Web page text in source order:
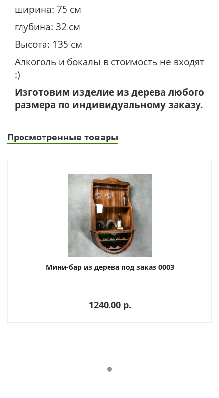
ширина: 75 см
глубина: 32 см
Высота: 135 см
Алкоголь и бокалы в стоимость не входят
:)
Изготовим изделие из дерева любого
размера по индивидуальному заказу.
Просмотренные товары
Мини-бар из дерева под заказ 0003
1240.00 p.